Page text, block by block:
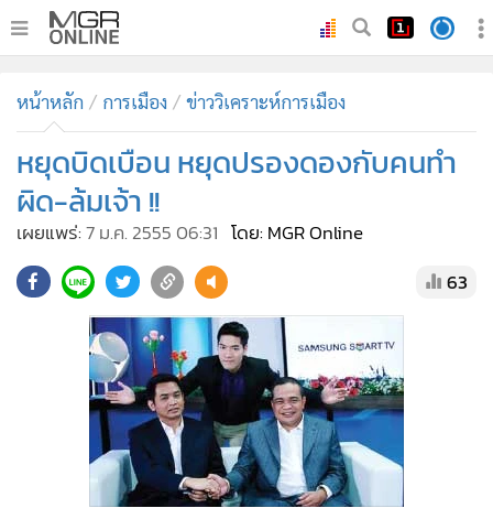
ทันเหตุการณ์
• ภาคใต้
• ภูมิภาค
Online Section
• ผู้จัดการรายวัน
คอลัมนิสต์
CbizReview
Cyber BIZ
ผู้จัดกวน
Good health & Well-being
หน้าหลัก การเมือง ข่าววิเคราะห์การเมือง
หยุดบิดเบือน หยุดปรองดองกับคนทำ
ผิด-ล้มเจ้า !!
เผยแพร่:7 ม.ค. 2555 06:31 โดย: MGR Online
63